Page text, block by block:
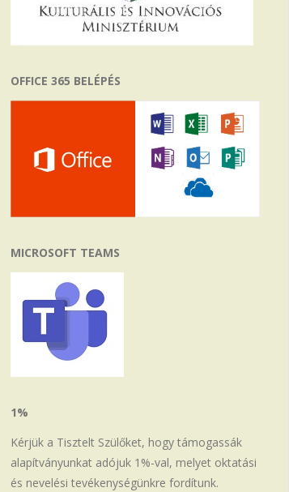
OFFICE 365 BELÉPÉS
MICROSOFT TEAMS
1%
Kérjük a Tisztelt Szülőket, hogy támogassák
alapítványunkat adójuk 1%-val, melyet oktatási
és nevelési tevékenységünkre fordítunk.